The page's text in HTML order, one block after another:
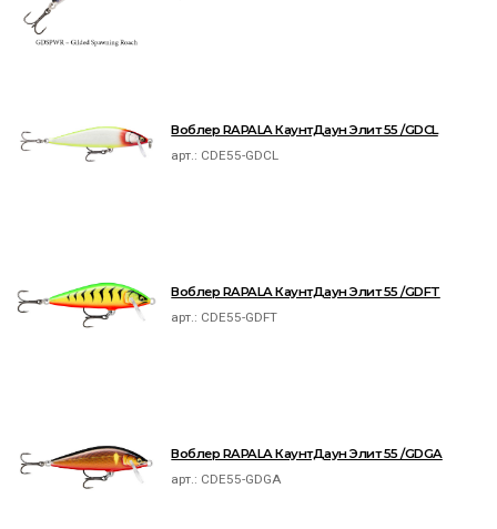
Воблер RAPALA КаунтДаун Элит 55 /GDCL
арт.: CDE55-GDCL
Воблер RAPALA КаунтДаун Элит 55 /GDFT
арт.: CDE55-GDFT
Воблер RAPALA КаунтДаун Элит 55 /GDGA
арт.: CDE55-GDGA